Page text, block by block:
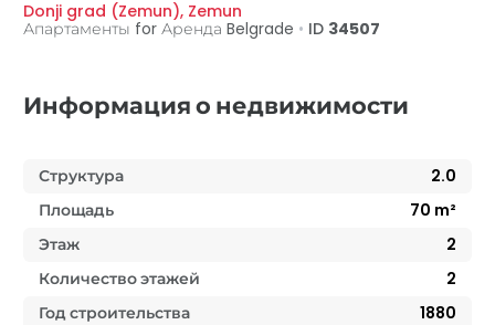
Donji grad (Zemun), Zemun
Апартаменты for Аренда Belgrade • ID 34507
Информация о недвижимости
Структура
2.0
Площадь
70 m²
Этаж
2
Количество этажей
2
Год строительства
1880